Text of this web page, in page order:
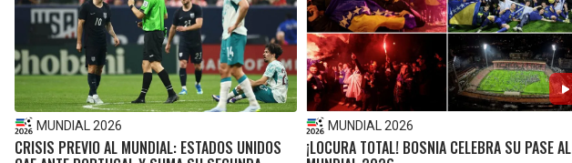
MUNDIAL 2026
CRISIS PREVIO AL MUNDIAL: ESTADOS UNIDOS
MUNDIAL 2026
¡LOCURA TOTAL! BOSNIA CELEBRA SU PASE AL